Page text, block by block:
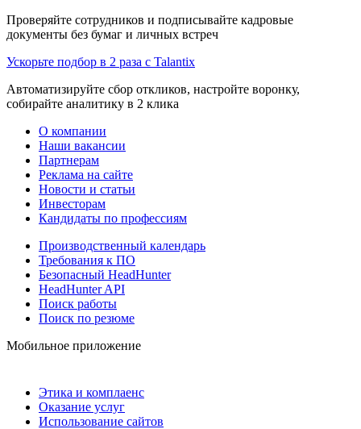
Проверяйте сотрудников и подписывайте кадровые
документы без бумаг и личных встреч
Ускорьте подбор в 2 раза с Talantix
Автоматизируйте сбор откликов, настройте воронку,
собирайте аналитику в 2 клика
О компании
Наши вакансии
Партнерам
Реклама на сайте
Новости и статьи
Инвесторам
Кандидаты по профессиям
Производственный календарь
Требования к ПО
Безопасный HeadHunter
HeadHunter API
Поиск работы
Поиск по резюме
Мобильное приложение
Этика и комплаенс
Оказание услуг
Использование сайтов